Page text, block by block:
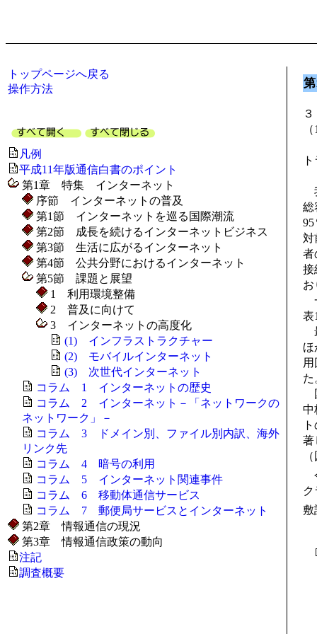
トップページへ戻る
操作方法
凡例
平成11年版通信白書のポイント
第1章 特集 インターネット
序節 インターネットの普及
第1節 インターネットを巡る国際潮流
第2節 成長を続けるインターネットビジネス
第3節 生活に広がるインターネット
第4節 公共分野におけるインターネット
第5節 課題と展望
1 利用環境整備
2 普及に向けて
3 インターネットの高度化
(1) インフラストラクチャー
(2) モバイルインターネット
(3) 次世代インターネット
コラム 1 インターネットの歴史
コラム 2 インターネット－「ネットワークの
ネットワーク」－
コラム 3 ドメイン別、ファイル別内訳、海外
リンク先
コラム 4 暗号の利用
コラム 5 インターネット関連事件
コラム 6 移動体通信サービス
コラム 7 郵便局サービスとインターネット
第2章 情報通信の現況
第3章 情報通信政策の動向
注記
調査概要
総
対
者
接
お
表
ほ
た
中
著
敷